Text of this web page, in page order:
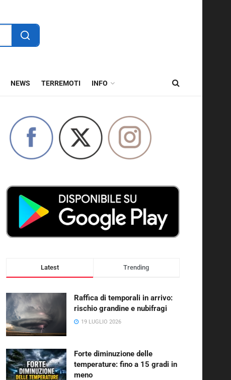
NEWS TERREMOTI INFO
Latest Trending
Raffica di temporali in arrivo:
rischio grandine e nubifragi
19 LUGLIO 2026
Forte diminuzione delle
temperature: fino a 15 gradi in
meno